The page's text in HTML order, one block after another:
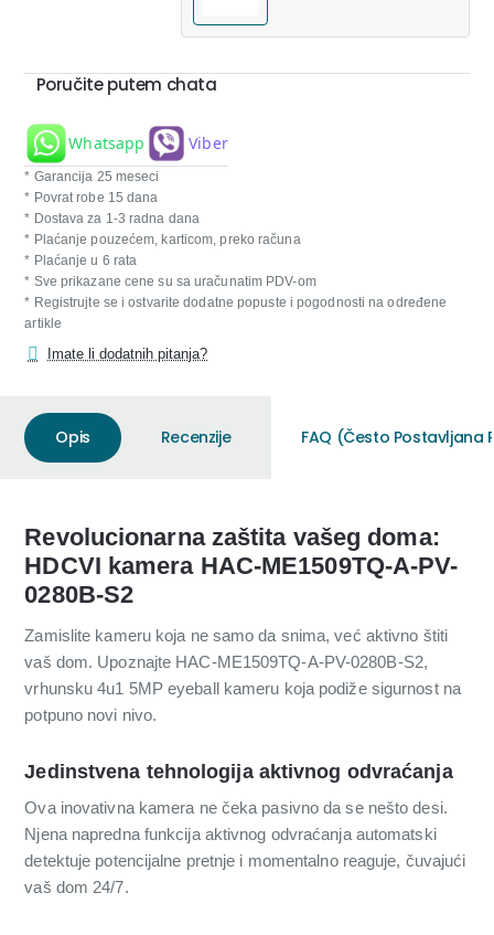
Poručite putem chata
Whatsapp Viber
* Garancija 25 meseci
* Povrat robe 15 dana
* Dostava za 1-3 radna dana
* Plaćanje pouzećem, karticom, preko računa
* Plaćanje u 6 rata
* Sve prikazane cene su sa uračunatim PDV-om
* Registrujte se i ostvarite dodatne popuste i pogodnosti na određene
artikle
Imate li dodatnih pitanja?
Opis Recenzije FAQ (Često Postavljana
Revolucionarna zaštita vašeg doma:
HDCVI kamera HAC-ME1509TQ-A-PV-
0280B-S2
Zamislite kameru koja ne samo da snima, već aktivno štiti
vaš dom. Upoznajte HAC-ME1509TQ-A-PV-0280B-S2,
vrhunsku 4u1 5MP eyeball kameru koja podiže sigurnost na
potpuno novi nivo.
Jedinstvena tehnologija aktivnog odvraćanja
Ova inovativna kamera ne čeka pasivno da se nešto desi.
Njena napredna funkcija aktivnog odvraćanja automatski
detektuje potencijalne pretnje i momentalno reaguje, čuvajući
vaš dom 24/7.